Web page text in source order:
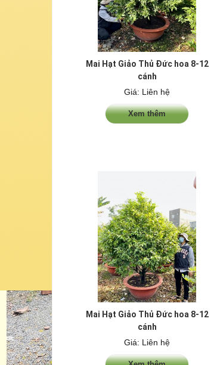
Mai Hạt Giảo Thủ Đức hoa 8-12
cánh
Giá: Liên hệ
Xem thêm
Mai Hạt Giảo Thủ Đức hoa 8-12
cánh
Giá: Liên hệ